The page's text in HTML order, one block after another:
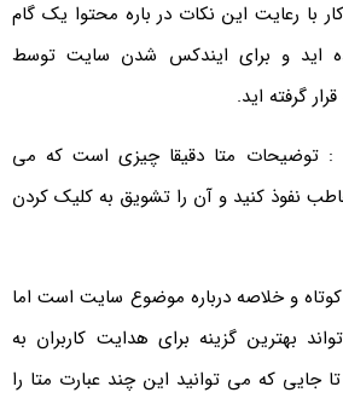
با رعایت این نکات در باره محتوا یک گام
اید و برای ایندکس شدن سایت توسط
گرفته اید.
: توضیحات متا دقیقا چیزی است که می
نفوذ کنید و آن را تشویق به کلیک کردن
و خلاصه درباره موضوع سایت است اما
بهترین گزینه برای هدایت کاربران به
که می توانید این چند عبارت متا را